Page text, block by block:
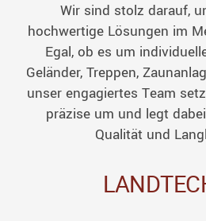
Wir sind stolz darauf,
hochwertige Lösungen im
Egal, ob es um
Geländer, Treppen,
unser engagiertes Team
präzise um und legt
Qualität und